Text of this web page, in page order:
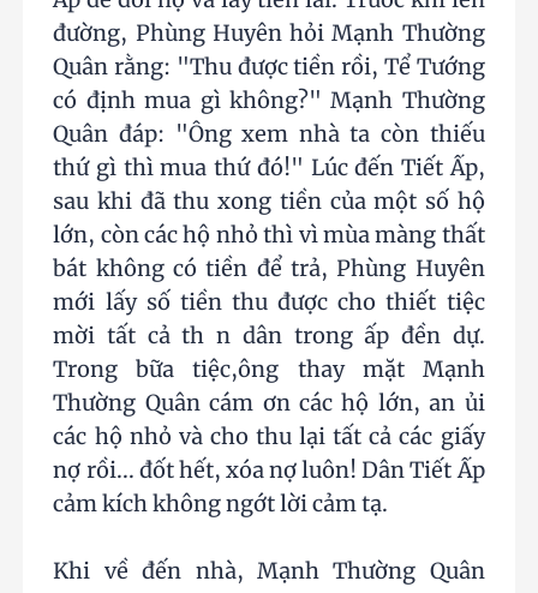
đường, Phùng Huyên hỏi Mạnh Thường
Quân rằng: "Thu được tiền rồi, Tể Tướng
có định mua gì không?" Mạnh Thường
Quân đáp: "Ông xem nhà ta còn thiếu
thứ gì thì mua thứ đó!" Lúc đến Tiết Ấp,
sau khi đã thu xong tiền của một số hộ
lớn, còn các hộ nhỏ thì vì mùa màng thất
bát không có tiền để trả, Phùng Huyên
mới lấy số tiền thu được cho thiết tiệc
mời tất cả th n dân trong ấp đền dự.
Trong bữa tiệc,ông thay mặt Mạnh
Thường Quân cám ơn các hộ lớn, an ủi
các hộ nhỏ và cho thu lại tất cả các giấy
nợ rồi... đốt hết, xóa nợ luôn! Dân Tiết Ấp
cảm kích không ngớt lời cảm tạ.
Khi về đến nhà, Mạnh Thường Quân